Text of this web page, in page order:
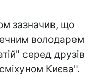
зазначив, що
володарем
серед друзів
Києва".